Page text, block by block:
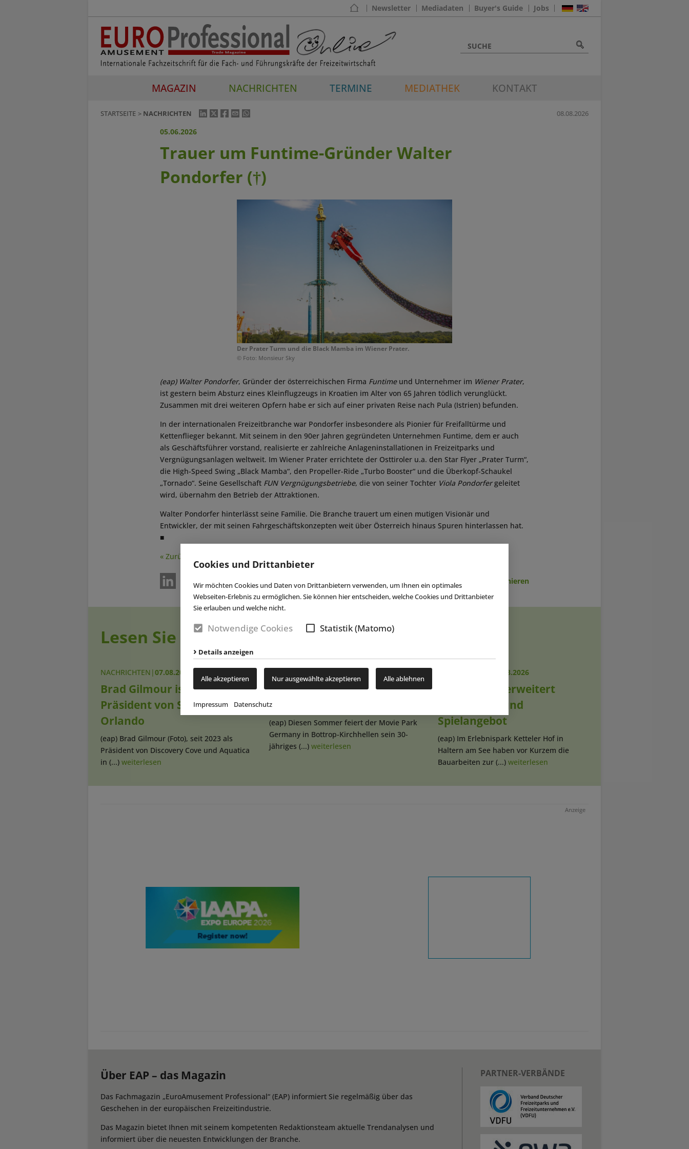
Cookies und Drittanbieter
Wir möchten Cookies und Daten von Drittanbietern verwenden, um Ihnen ein optimales
Webseiten-Erlebnis zu ermöglichen. Sie können hier entscheiden, welche Cookies und Drittanbieter
Sie erlauben und welche nicht.
Notwendige Cookies Statistik (Matomo)
Details anzeigen
Alle akzeptieren Nur ausgewählte akzeptieren Alle ablehnen
Impressum Datenschutz
Newsletter Mediadaten Buyer's Guide Jobs
MAGAZIN NACHRICHTEN TERMINE MEDIATHEK KONTAKT
STARTSEITE NACHRICHTEN 08.08.2026
05.06.2026
Trauer um Funtime-Gründer Walter
Pondorfer (†)
Der Prater Turm und die Black Mamba im Wiener Prater.
© Foto: Monsieur Sky
(eap) Walter Pondorfer, Gründer der österreichischen Firma Funtimeund Unternehmer im Wiener Prater,
ist gestern beim Absturz eines Kleinflugzeugs in Kroatien im Alter von 65 Jahren tödlich verunglückt.
Zusammen mit drei weiteren Opfern habe er sich auf einer privaten Reise nach Pula (Istrien) befunden.
In der internationalen Freizeitbranche war Pondorfer insbesondere als Pionier für Freifalltürme und
Kettenflieger bekannt. Mit seinem in den 90er Jahren gegründeten Unternehmen Funtime, dem er auch
als Geschäftsführer vorstand, realisierte er zahlreiche Anlageninstallationen in Freizeitparks und
Vergnügungsanlagen weltweit. Im Wiener Prater errichtete der Osttiroler u.a. den Star Flyer „Prater Turm“,
die High-Speed Swing „Black Mamba“, den Propeller-Ride „Turbo Booster“ und die Überkopf-Schaukel
„Tornado“. Seine Gesellschaft FUN Vergnügungsbetriebe, die von seiner Tochter Viola Pondorfergeleitet
wird, übernahm den Betrieb der Attraktionen.
Walter Pondorfer hinterlässt seine Familie. Die Branche trauert um einen mutigen Visionär und
Entwickler, der mit seinen Fahrgeschäftskonzepten weit über Österreich hinaus Spuren hinterlassen hat.
■
« Zurück
Newsletter abonnieren
Lesen Sie auch
NACHRICHTEN |07.08.2026
Brad Gilmour ist neuer
Präsident von SeaWorld
Orlando
(eap) Brad Gilmour (Foto), seit 2023 als
Präsident von Discovery Cove und Aquatica
in (...) weiterlesen
Movie Park Germany
begrüßt 40-millionsten Gast
(eap) Diesen Sommer feiert der Movie Park
Germany in Bottrop-Kirchhellen sein 30-
jähriges (...) weiterlesen
07.08.2026
Ketteler Hof erweitert
Indoorhalle und
Spielangebot
(eap) Im Erlebnispark Ketteler Hof in
Haltern am See haben vor Kurzem die
Bauarbeiten zur (...) weiterlesen
Anzeige
Über EAP – das Magazin
Das Fachmagazin „EuroAmusement Professional“ (EAP) informiert Sie regelmäßig über das
Geschehen in der europäischen Freizeitindustrie.
Das Magazin bietet Ihnen mit seinem kompetenten Redaktionsteam aktuelle Trendanalysen und
informiert über die neuesten Entwicklungen der Branche.
PARTNER-VERBÄNDE